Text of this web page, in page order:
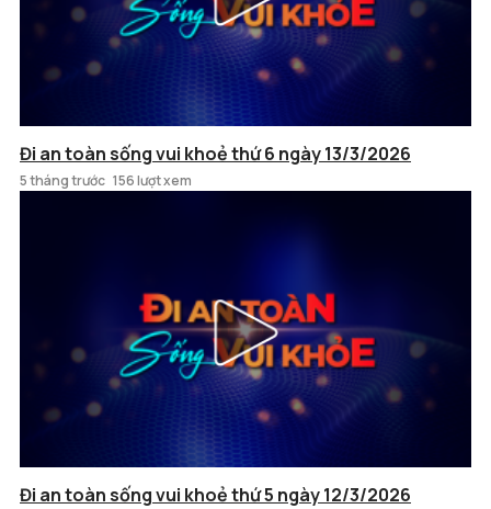
Đi an toàn sống vui khoẻ thứ 6 ngày 13/3/2026
5 tháng trước 156 lượt xem
Đi an toàn sống vui khoẻ thứ 5 ngày 12/3/2026